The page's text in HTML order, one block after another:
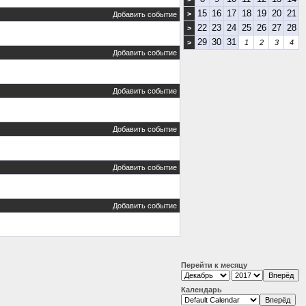
Добавить событие
Добавить событие
Добавить событие
Добавить событие
Добавить событие
Добавить событие
> 15 16 17 18 19 20 21
> 22 23 24 25 26 27 28
> 29 30 31 1 2 3 4
Перейти к месяцу
Календарь